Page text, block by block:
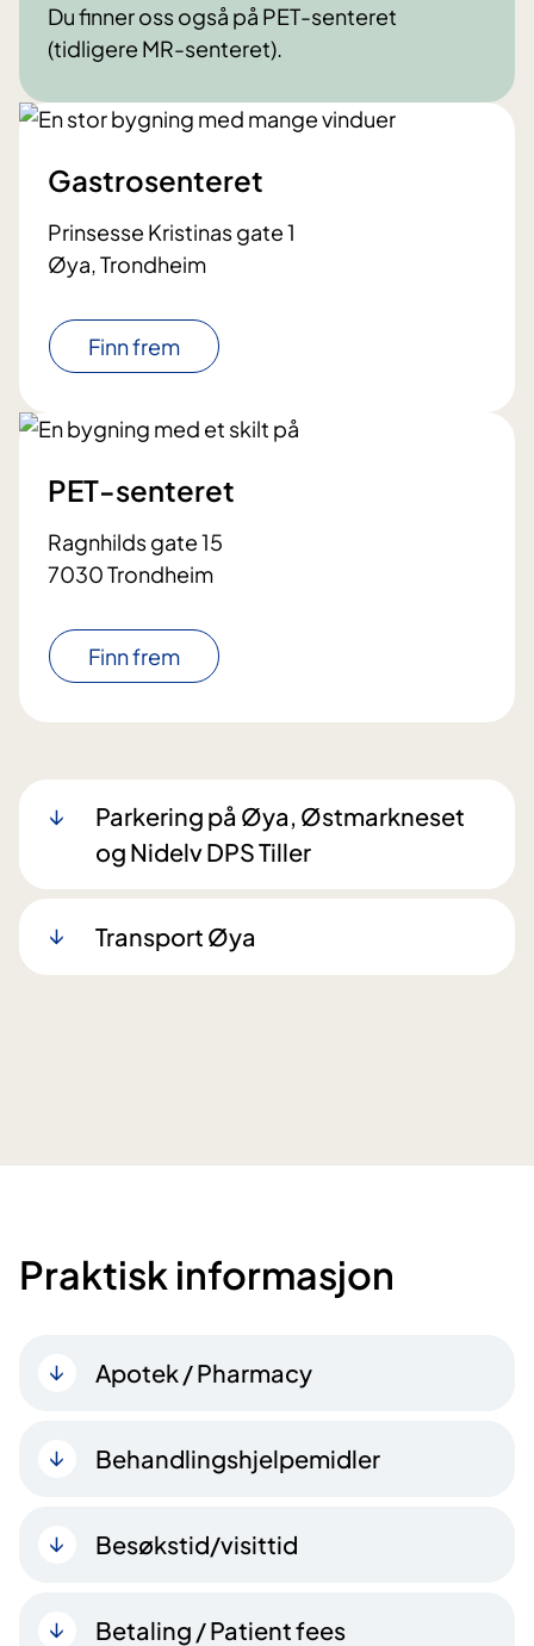
Du finner oss også på PET-senteret
(tidligere MR-senteret).
Gastrosenteret
Prinsesse Kristinas gate 1
Øya, Trondheim
Finn frem
PET-senteret
Ragnhilds gate 15
7030 Trondheim
Finn frem
Parkering på Øya, Østmarkneset
og Nidelv DPS Tiller
Transport Øya
Praktisk informasjon
Apotek / Pharmacy
Behandlingshjelpemidler
Besøkstid/visittid
Betaling / Patient fees